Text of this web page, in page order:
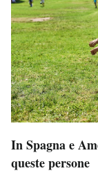
In Spagna e
queste persone